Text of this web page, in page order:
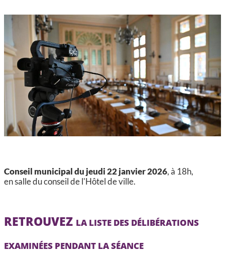
CCAS, SOLIDARITÉ ET SANTÉ
POLICE MUNICIPALE
Conseil municipal du jeudi 22 janvier 2026, à 18h,
en salle du conseil de l'Hôtel de ville.
RETROUVEZ LA LISTE DES DÉLIBÉRATIONS
EXAMINÉES PENDANT LA SÉANCE